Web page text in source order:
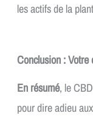
les actifs de la
Conclusion :
En résumé, le
pour dire adieu